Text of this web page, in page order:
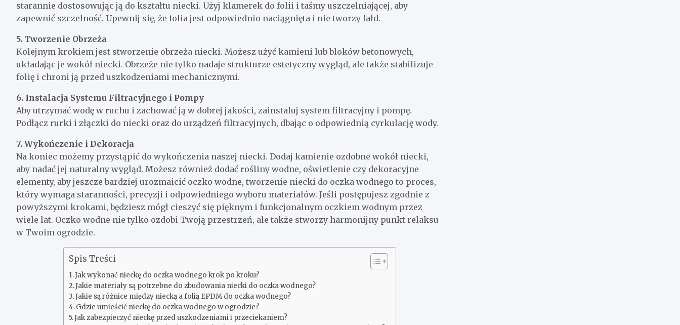
starannie dostosowując ją do kształtu niecki. Użyj klamerek do folii i taśmy uszczelniającej, aby
zapewnić szczelność. Upewnij się, że folia jest odpowiednio naciągnięta i nie tworzy fałd.
5. Tworzenie Obrzeża
Kolejnym krokiem jest stworzenie obrzeża niecki. Możesz użyć kamieni lub bloków betonowych,
układając je wokół niecki. Obrzeże nie tylko nadaje strukturze estetyczny wygląd, ale także stabilizuje
folię i chroni ją przed uszkodzeniami mechanicznymi.
6. Instalacja Systemu Filtracyjnego i Pompy
Aby utrzymać wodę w ruchu i zachować ją w dobrej jakości, zainstaluj system filtracyjny i pompę.
Podłącz rurki i złączki do niecki oraz do urządzeń filtracyjnych, dbając o odpowiednią cyrkulację wody.
7. Wykończenie i Dekoracja
Na koniec możemy przystąpić do wykończenia naszej niecki. Dodaj kamienie ozdobne wokół niecki,
aby nadać jej naturalny wygląd. Możesz również dodać rośliny wodne, oświetlenie czy dekoracyjne
elementy, aby jeszcze bardziej urozmaicić oczko wodne, tworzenie niecki do oczka wodnego to proces,
który wymaga staranności, precyzji i odpowiedniego wyboru materiałów. Jeśli postępujesz zgodnie z
powyższymi krokami, będziesz mógł cieszyć się pięknym i funkcjonalnym oczkiem wodnym przez
wiele lat. Oczko wodne nie tylko ozdobi Twoją przestrzeń, ale także stworzy harmonijny punkt relaksu
w Twoim ogrodzie.
Spis Treści
Jak wykonać nieckę do oczka wodnego krok po kroku?
Jakie materiały są potrzebne do zbudowania niecki do oczka wodnego?
Jakie są różnice między niecką a folią EPDM do oczka wodnego?
Gdzie umieścić nieckę do oczka wodnego w ogrodzie?
Jak zabezpieczyć nieckę przed uszkodzeniami i przeciekaniem?